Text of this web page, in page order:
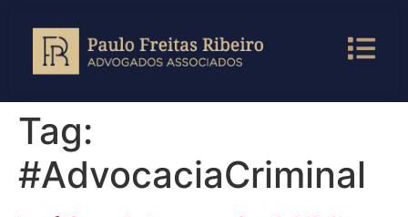
Tag:
#AdvocaciaCriminal